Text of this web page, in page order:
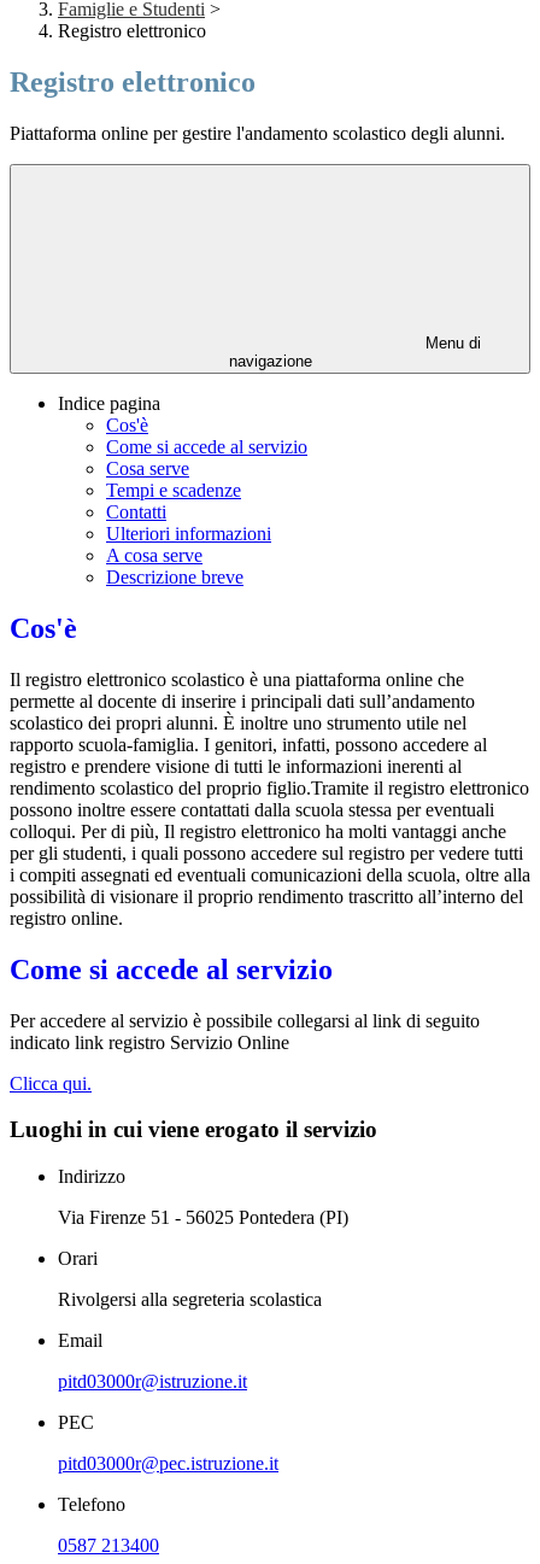
Famiglie e Studenti >
Registro elettronico
Registro elettronico
Piattaforma online per gestire l'andamento scolastico degli alunni.
Menu di
navigazione
Indice pagina
Cos'è
Come si accede al servizio
Cosa serve
Tempi e scadenze
Contatti
Ulteriori informazioni
A cosa serve
Descrizione breve
Cos'è
Il registro elettronico scolastico è una piattaforma online che
permette al docente di inserire i principali dati sull’andamento
scolastico dei propri alunni. È inoltre uno strumento utile nel
rapporto scuola-famiglia. I genitori, infatti, possono accedere al
registro e prendere visione di tutti le informazioni inerenti al
rendimento scolastico del proprio figlio.Tramite il registro elettronico
possono inoltre essere contattati dalla scuola stessa per eventuali
colloqui. Per di più, Il registro elettronico ha molti vantaggi anche
per gli studenti, i quali possono accedere sul registro per vedere tutti
i compiti assegnati ed eventuali comunicazioni della scuola, oltre alla
possibilità di visionare il proprio rendimento trascritto all’interno del
registro online.
Come si accede al servizio
Per accedere al servizio è possibile collegarsi al link di seguito
indicato link registro Servizio Online
Clicca qui.
Luoghi in cui viene erogato il servizio
Indirizzo
Via Firenze 51 - 56025 Pontedera (PI)
Orari
Rivolgersi alla segreteria scolastica
Email
pitd03000r@istruzione.it
PEC
pitd03000r@pec.istruzione.it
Telefono
0587 213400